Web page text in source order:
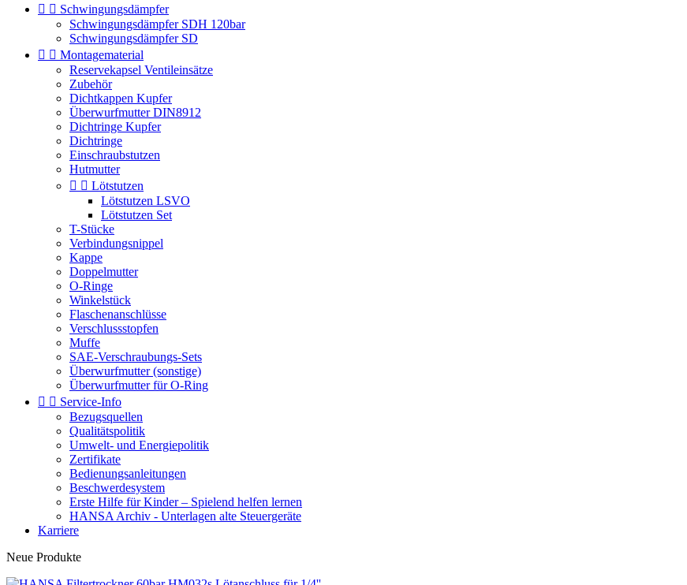
  Schwingungsdämpfer
Schwingungsdämpfer SDH 120bar
Schwingungsdämpfer SD
  Montagematerial
Reservekapsel Ventileinsätze
Zubehör
Dichtkappen Kupfer
Überwurfmutter DIN8912
Dichtringe Kupfer
Dichtringe
Einschraubstutzen
Hutmutter
  Lötstutzen
Lötstutzen LSVO
Lötstutzen Set
T-Stücke
Verbindungsnippel
Kappe
Doppelmutter
O-Ringe
Winkelstück
Flaschenanschlüsse
Verschlussstopfen
Muffe
SAE-Verschraubungs-Sets
Überwurfmutter (sonstige)
Überwurfmutter für O-Ring
  Service-Info
Bezugsquellen
Qualitätspolitik
Umwelt- und Energiepolitik
Zertifikate
Bedienungsanleitungen
Beschwerdesystem
Erste Hilfe für Kinder – Spielend helfen lernen
HANSA Archiv - Unterlagen alte Steuergeräte
Karriere
Neue Produkte